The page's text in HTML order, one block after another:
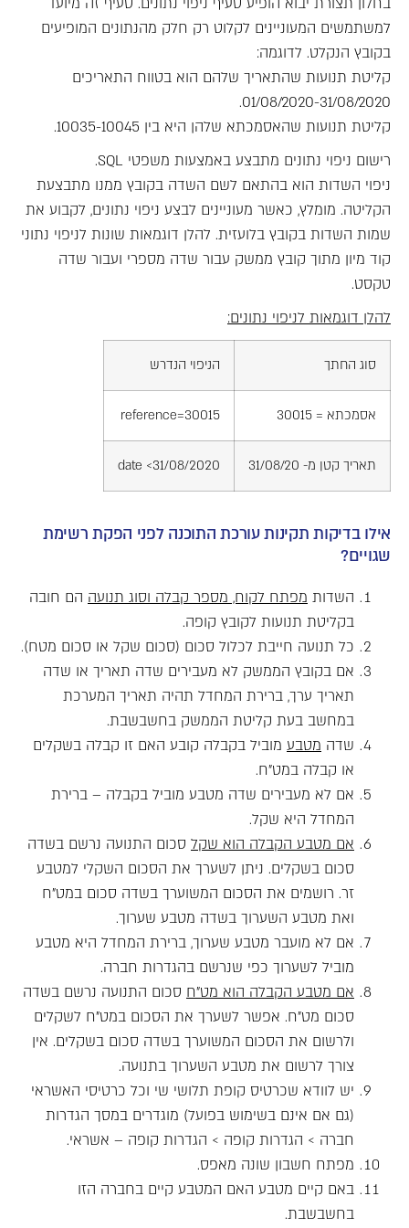
למשתמשים המעוניינים לקלוט רק חלק מהנתונים המופיעים
בקובץ הנקלט. לדוגמה:
קליטת תנועות שהתאריך שלהם הוא בטווח התאריכים
01/08/2020-31/08/2020.
קליטת תנועות שהאסמכתא שלהן היא בין 10035-10045.
רישום ניפוי נתונים מתבצע באמצעות משפטי SQL.
ניפוי השדות הוא בהתאם לשם השדה בקובץ ממנו מתבצעת
הקליטה. מומלץ, כאשר מעוניינים לבצע ניפוי נתונים, לקבוע את
שמות השדות בקובץ בלועזית. להלן דוגמאות שונות לניפוי נתוני
קוד מיון מתוך קובץ ממשק עבור שדה מספרי ועבור שדה
טקסט.
להלן דוגמאות לניפוי נתונים:
סוג החתך הניפוי הנדרש
אסמכתא = 30015 reference=30015
תאריך קטן מ- 31/08/20 date <31/08/2020
אילו בדיקות תקינות עורכת התוכנה לפני הפקת רשימת
שגויים?
השדות מפתח לקוח, מספר קבלה וסוג תנועה הם חובה
בקליטת תנועות לקובץ קופה.
כל תנועה חייבת לכלול סכום (סכום שקל או סכום מטח).
אם בקובץ הממשק לא מעבירים שדה תאריך או שדה
תאריך ערך, ברירת המחדל תהיה תאריך המערכת
במחשב בעת קליטת הממשק בחשבשבת.
שדה מטבע מוביל בקבלה קובע האם זו קבלה בשקלים
או קבלה במט"ח.
אם לא מעבירים שדה מטבע מוביל בקבלה – ברירת
המחדל היא שקל.
אם מטבע הקבלה הוא שקל סכום התנועה נרשם בשדה
סכום בשקלים. ניתן לשערך את הסכום השקלי למטבע
זר. רושמים את הסכום המשוערך בשדה סכום במט"ח
ואת מטבע השערוך בשדה מטבע שערוך.
אם לא מועבר מטבע שערוך, ברירת המחדל היא מטבע
מוביל לשערוך כפי שנרשם בהגדרות חברה.
אם מטבע הקבלה הוא מט"ח סכום התנועה נרשם בשדה
סכום מט"ח. אפשר לשערך את הסכום במט"ח לשקלים
ולרשום את הסכום המשוערך בשדה סכום בשקלים. אין
צורך לרשום את מטבע השערוך בתנועה.
יש לוודא שכרטיס קופת תלושי שי וכל כרטיסי האשראי
(גם אם אינם בשימוש בפועל) מוגדרים במסך הגדרות
חברה > הגדרות קופה > הגדרות קופה – אשראי.
מפתח חשבון שונה מאפס.
באם קיים מטבע האם המטבע קיים בחברה הזו
בחשבשבת.